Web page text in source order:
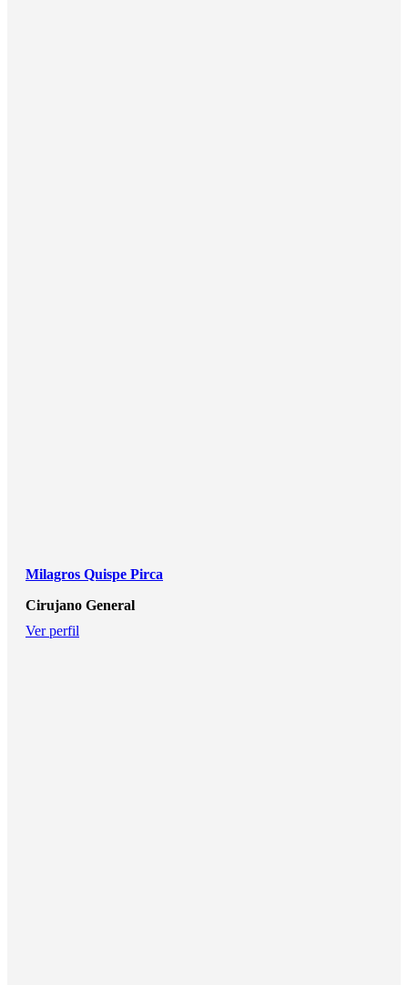
Milagros Quispe Pirca
Cirujano General
Ver perfil